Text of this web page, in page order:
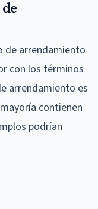
de arrendamiento
con los términos
arrendamiento es
contienen
podrían